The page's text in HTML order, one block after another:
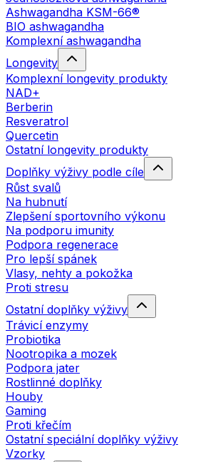
Ashwagandha KSM-66®
BIO ashwagandha
Komplexní ashwagandha
Longevity
Komplexní longevity produkty
NAD+
Berberin
Resveratrol
Quercetin
Ostatní longevity produkty
Doplňky výživy podle cíle
Růst svalů
Na hubnutí
Zlepšení sportovního výkonu
Na podporu imunity
Podpora regenerace
Pro lepší spánek
Vlasy, nehty a pokožka
Proti stresu
Ostatní doplňky výživy
Trávicí enzymy
Probiotika
Nootropika a mozek
Podpora jater
Rostlinné doplňky
Houby
Gaming
Proti křečím
Ostatní speciální doplňky výživy
Vzorky